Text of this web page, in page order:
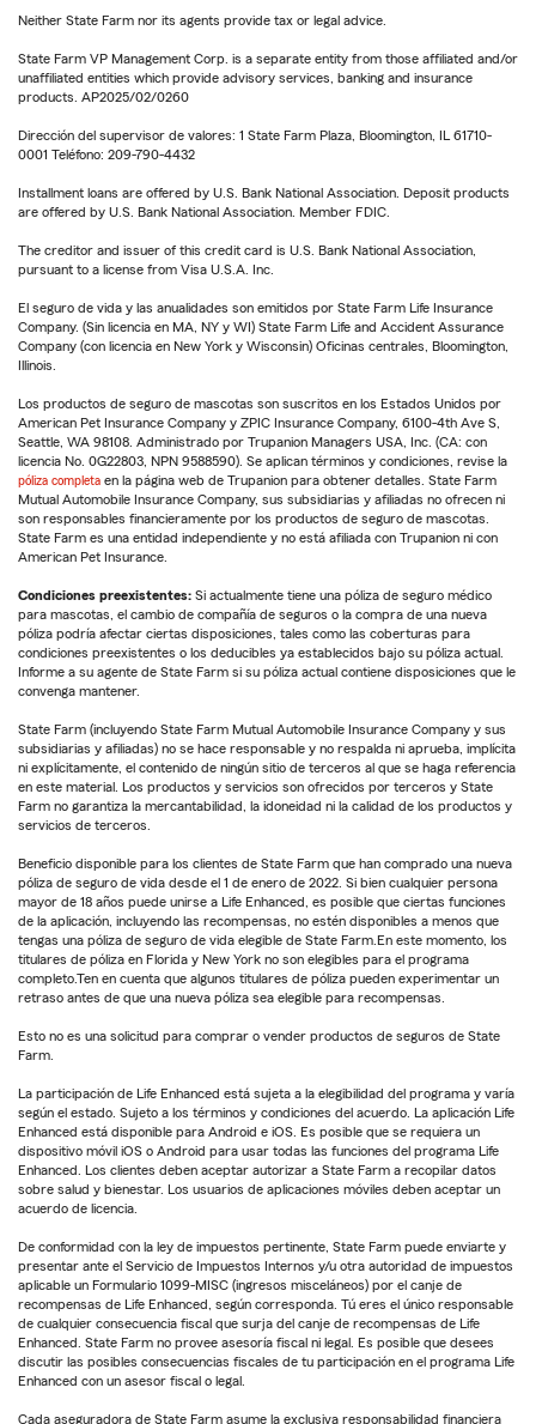
Neither State Farm nor its agents provide tax or legal advice.
State Farm VP Management Corp. is a separate entity from those affiliated and/or
unaffiliated entities which provide advisory services, banking and insurance
products. AP2025/02/0260
Dirección del supervisor de valores: 1 State Farm Plaza, Bloomington, IL 61710-
0001 Teléfono: 209-790-4432
Installment loans are offered by U.S. Bank National Association. Deposit products
are offered by U.S. Bank National Association. Member FDIC.
The creditor and issuer of this credit card is U.S. Bank National Association,
pursuant to a license from Visa U.S.A. Inc.
El seguro de vida y las anualidades son emitidos por State Farm Life Insurance
Company. (Sin licencia en MA, NY y WI) State Farm Life and Accident Assurance
Company (con licencia en New York y Wisconsin) Oficinas centrales, Bloomington,
Illinois.
Los productos de seguro de mascotas son suscritos en los Estados Unidos por
American Pet Insurance Company y ZPIC Insurance Company, 6100-4th Ave S,
Seattle, WA 98108. Administrado por Trupanion Managers USA, Inc. (CA: con
licencia No. 0G22803, NPN 9588590). Se aplican términos y condiciones, revise la
póliza completa en la página web de Trupanion para obtener detalles. State Farm
Mutual Automobile Insurance Company, sus subsidiarias y afiliadas no ofrecen ni
son responsables financieramente por los productos de seguro de mascotas.
State Farm es una entidad independiente y no está afiliada con Trupanion ni con
American Pet Insurance.
Condiciones preexistentes: Si actualmente tiene una póliza de seguro médico
para mascotas, el cambio de compañía de seguros o la compra de una nueva
póliza podría afectar ciertas disposiciones, tales como las coberturas para
condiciones preexistentes o los deducibles ya establecidos bajo su póliza actual.
Informe a su agente de State Farm si su póliza actual contiene disposiciones que le
convenga mantener.
State Farm (incluyendo State Farm Mutual Automobile Insurance Company y sus
subsidiarias y afiliadas) no se hace responsable y no respalda ni aprueba, implícita
ni explícitamente, el contenido de ningún sitio de terceros al que se haga referencia
en este material. Los productos y servicios son ofrecidos por terceros y State
Farm no garantiza la mercantabilidad, la idoneidad ni la calidad de los productos y
servicios de terceros.
Beneficio disponible para los clientes de State Farm que han comprado una nueva
póliza de seguro de vida desde el 1 de enero de 2022. Si bien cualquier persona
mayor de 18 años puede unirse a Life Enhanced, es posible que ciertas funciones
de la aplicación, incluyendo las recompensas, no estén disponibles a menos que
tengas una póliza de seguro de vida elegible de State Farm.En este momento, los
titulares de póliza en Florida y New York no son elegibles para el programa
completo.Ten en cuenta que algunos titulares de póliza pueden experimentar un
retraso antes de que una nueva póliza sea elegible para recompensas.
Esto no es una solicitud para comprar o vender productos de seguros de State
Farm.
La participación de Life Enhanced está sujeta a la elegibilidad del programa y varía
según el estado. Sujeto a los términos y condiciones del acuerdo. La aplicación Life
Enhanced está disponible para Android e iOS. Es posible que se requiera un
dispositivo móvil iOS o Android para usar todas las funciones del programa Life
Enhanced. Los clientes deben aceptar autorizar a State Farm a recopilar datos
sobre salud y bienestar. Los usuarios de aplicaciones móviles deben aceptar un
acuerdo de licencia.
De conformidad con la ley de impuestos pertinente, State Farm puede enviarte y
presentar ante el Servicio de Impuestos Internos y/u otra autoridad de impuestos
aplicable un Formulario 1099-MISC (ingresos misceláneos) por el canje de
recompensas de Life Enhanced, según corresponda. Tú eres el único responsable
de cualquier consecuencia fiscal que surja del canje de recompensas de Life
Enhanced. State Farm no provee asesoría fiscal ni legal. Es posible que desees
discutir las posibles consecuencias fiscales de tu participación en el programa Life
Enhanced con un asesor fiscal o legal.
Cada aseguradora de State Farm asume la exclusiva responsabilidad financiera